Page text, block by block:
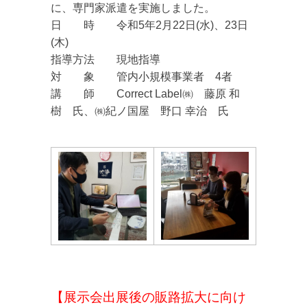
に、専門家派遣を実施しました。
日 時 令和5年2月22日(水)、23日
(木)
指導方法 現地指導
対 象 管内小規模事業者 4者
講 師 Correct Label㈱ 藤原 和
樹 氏、 ㈱紀ノ国屋 野口 幸治 氏
【展示会出展後の販路拡大に向け